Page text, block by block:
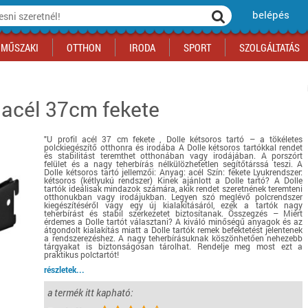
belépés
Sport akciók
Regisztrálj az oldalunkra INGYEN itt ››
Regisztrálj az oldalunkra INGYEN itt ››
MŰSZAKI
Regisztrálj az oldalunkra INGYEN itt ››
OTTHON
Építkezés
Iskolakezdés, papír, írószer
Háziállatok
Bébi
Gyógyászati segédeszköz
Fűtés
Autó
Ingatlan
Regisztrálj az oldalunkra INGYEN itt ››
IRODA
Regisztrálj az oldalunkra INGYEN itt ››
SPORT
gördeszka, roller
Fitneszközpont
Motor
Regisztrálj az oldalunkra INGYEN itt ››
SZOLGÁLTATÁS
parkolás
Regisztrálj az oldalunkra INGYEN itt ››
sütemények
Regisztrálj az oldalunkra INGYEN itt ››
37cm fekete
"U profil acél 37 cm fekete , Dolle kétsoros tartó – a tökéletes
polckiegészítő otthonra és irodába A Dolle kétsoros tartókkal rendet
és stabilitást teremthet otthonában vagy irodájában. A porszórt
felület és a nagy teherbírás nélkülözhetetlen segítőtárssá teszi. A
Dolle kétsoros tartó jellemzői: Anyag: acél Szín: fekete Lyukrendszer:
kétsoros (kétlyukú rendszer) Kinek ajánlott a Dolle tartó? A Dolle
tartók ideálisak mindazok számára, akik rendet szeretnének teremteni
otthonukban vagy irodájukban. Legyen szó meglévő polcrendszer
kiegészítéséről vagy egy új kialakításáról, ezek a tartók nagy
teherbírást és stabil szerkezetet biztosítanak. Összegzés – Miért
érdemes a Dolle tartót választani? A kiváló minőségű anyagok és az
átgondolt kialakítás miatt a Dolle tartók remek befektetést jelentenek
a rendszerezéshez. A nagy teherbírásuknak köszönhetően nehezebb
tárgyakat is biztonságosan tárolhat. Rendelje meg most ezt a
praktikus polctartót!
részletek...
a termék itt kapható: